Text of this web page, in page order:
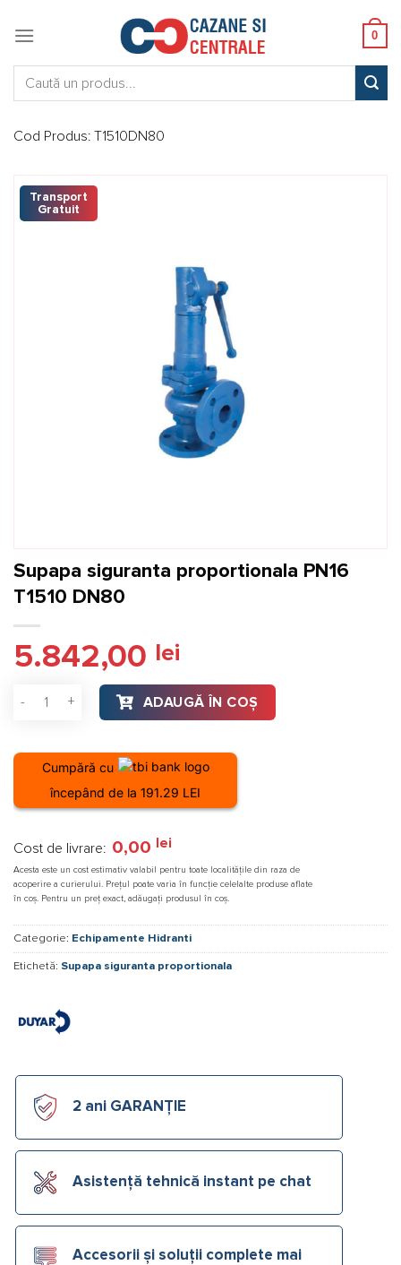
0
Cod Produs: T1510DN80
Transport
Gratuit
Supapa siguranta proportionala PN16
T1510 DN80
5.842,00 lei
Cantitate Supapa siguranta proportionala PN16 T1510 DN80
ADAUGĂ ÎN COȘ
Cumpără cu
începând de la 191.29 LEI
Cost de livrare: 0,00 lei
Acesta este un cost estimativ valabil pentru toate localitățile din raza de
acoperire a curierului. Prețul poate varia în funcție celelalte produse aflate
în coș. Pentru un preț exact, adăugați produsul în coș.
Categorie: Echipamente Hidranti
Etichetă: Supapa siguranta proportionala
2 ani GARANȚIE
Asistență tehnică instant pe chat
Accesorii și soluții complete mai